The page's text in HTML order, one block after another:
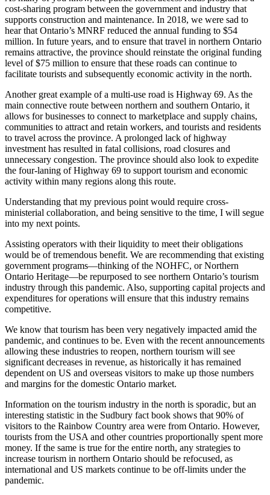
cost-sharing program between the government and industry that
supports construction and maintenance. In 2018, we were sad to
hear that Ontario’s MNRF reduced the annual funding to $54
million. In future years, and to ensure that travel in northern Ontario
remains attractive, the province should reinstate the original funding
level of $75 million to ensure that these roads can continue to
facilitate tourists and subsequently economic activity in the north.
Another great example of a multi-use road is Highway 69. As the
main connective route between northern and southern Ontario, it
allows for businesses to connect to marketplace and supply chains,
communities to attract and retain workers, and tourists and residents
to travel across the province. A prolonged lack of highway
investment has resulted in fatal collisions, road closures and
unnecessary congestion. The province should also look to expedite
the four-laning of Highway 69 to support tourism and economic
activity within many regions along this route.
Understanding that my previous point would require cross-
ministerial collaboration, and being sensitive to the time, I will segue
into my next points.
Assisting operators with their liquidity to meet their obligations
would be of tremendous benefit. We are recommending that existing
government programs—thinking of the NOHFC, or Northern
Ontario Heritage—be repurposed to see northern Ontario’s tourism
industry through this pandemic. Also, supporting capital projects and
expenditures for operations will ensure that this industry remains
competitive.
We know that tourism has been very negatively impacted amid the
pandemic, and continues to be. Even with the recent announcements
allowing these industries to reopen, northern tourism will see
significant decreases in revenue, as historically it has remained
dependent on US and overseas visitors to make up those numbers
and margins for the domestic Ontario market.
Information on the tourism industry in the north is sporadic, but an
interesting statistic in the Sudbury fact book shows that 90% of
visitors to the Rainbow Country area were from Ontario. However,
tourists from the USA and other countries proportionally spent more
money. If the same is true for the entire north, any strategies to
increase tourism in northern Ontario should be refocused, as
international and US markets continue to be off-limits under the
pandemic.